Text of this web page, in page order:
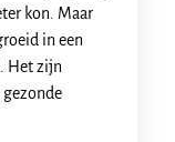
kon. Maar
in een
Het zijn